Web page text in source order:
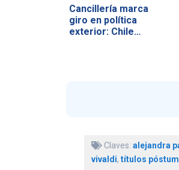
Cancillería marca
giro en política
exterior: Chile…
Claves: alejandra
vivaldi, títulos